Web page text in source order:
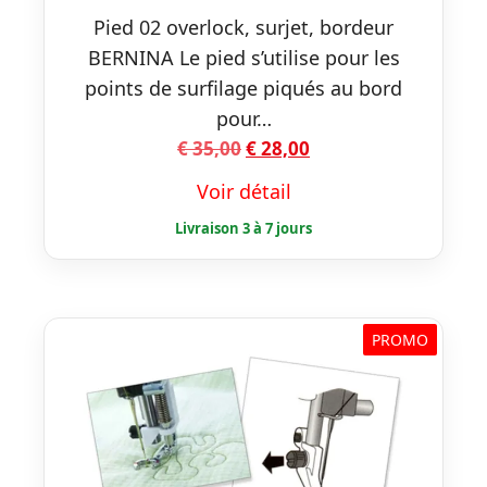
Pied 02 overlock, surjet, bordeur
BERNINA Le pied s’utilise pour les
points de surfilage piqués au bord
pour…
€35,00Le
initial
était :
€ 35,00.
€28,00
est :
€ 28,00.
Voir détail
PROMO